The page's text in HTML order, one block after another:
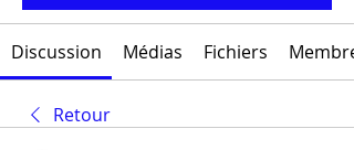
Discussion Médias Fichiers
Retour